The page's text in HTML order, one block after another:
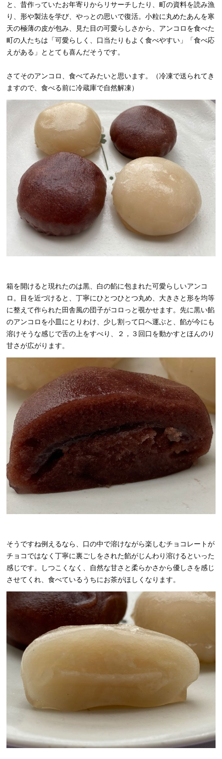
と、昔作っていたお年寄りからリサーチしたり、町の資料を読み漁
り、形や製法を学び、やっとの思いで復活。小粒に丸めたあんを寒
天の極薄の皮が包み、見た目の可愛らしさから、アンコロを食べた
町の人たちは「可愛らしく、口当たりもよく食べやすい」「食べ応
えがある」ととても喜んだそうです。
さてそのアンコロ、食べてみたいと思います。（冷凍で送られてき
ますので、食べる前に冷蔵庫で自然解凍）
箱を開けると現れたのは黒、白の餡に包まれた可愛らしいアンコ
ロ。目を近づけると、丁寧にひとつひとつ丸め、大きさと形を均等
に整えて作られた田舎風の団子がコロっと覗かせます。先に黒い餡
のアンコロを小皿にとりわけ、少し割って口へ運ぶと、餡が今にも
溶けそうな感じで舌の上をすべり、２，３回口を動かすとほんのり
甘さが広がります。
そうですね例えるなら、口の中で溶けながら楽しむチョコレートが
チョコではなく丁寧に裏ごしをされた餡がじんわり溶けるといった
感じです。しつこくなく、自然な甘さと柔らかさから優しさを感じ
させてくれ、食べているうちにお茶がほしくなります。